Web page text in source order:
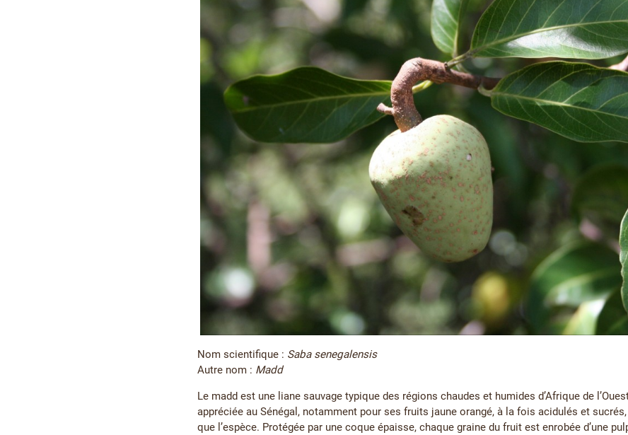
Nom scientifique : Saba senegalensis
Autre nom : Madd
Le madd est une liane sauvage typique des régions chaudes et humides d’Afrique de
appréciée au Sénégal, notamment pour ses fruits jaune orangé, à la fois acidulés et
que l’espèce. Protégée par une coque épaisse, chaque graine du fruit est enrobée d’une